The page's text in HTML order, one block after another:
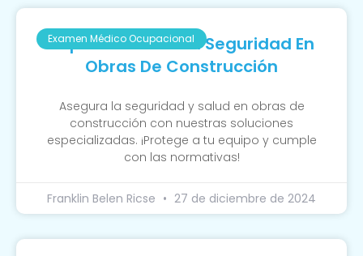
Examen Médico Ocupacional
Importancia De La Seguridad En
Obras De Construcción
Asegura la seguridad y salud en obras de
construcción con nuestras soluciones
especializadas. ¡Protege a tu equipo y cumple
con las normativas!
Franklin Belen Ricse 27 de diciembre de 2024